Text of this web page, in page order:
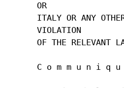
OR
ITALY OR ANY
VIOLATION
OF THE RELEVANT
C o m m u n i q